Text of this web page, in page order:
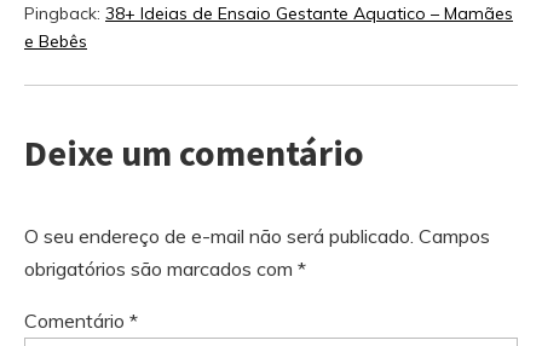
Pingback: 38+ Ideias de Ensaio Gestante Aquatico – Mamães
e Bebês
Deixe um comentário
O seu endereço de e-mail não será publicado. Campos
obrigatórios são marcados com *
Comentário *